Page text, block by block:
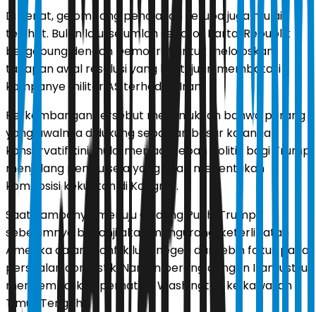
Di Senat, gelombang penolakan serupa juga mulai
terlihat. Bulan lalu, sejumlah senator Partai Republik
bergabung dengan Demokrat untuk meloloskan
tahapan awal resolusi yang bertujuan membatasi
kampanye militer AS terhadap Iran.
Perkembangan tersebut menunjukkan bahwa perang
yang awalnya didukung sebagian besar kalangan
konservatif kini mulai menjadi beban politik bagi Trump
menjelang pemilu sela yang akan menentukan
komposisi kekuatan di Kongres.
Saat kampanye menuju Gedung Putih, Trump
sebelumnya berjanji akan mengurangi keterlibatan
Amerika dalam konflik luar negeri dan lebih fokus pada
persoalan domestik. Namun perang dengan Iran justru
mengembalikan perhatian Washington ke kawasan
Timur Tengah.